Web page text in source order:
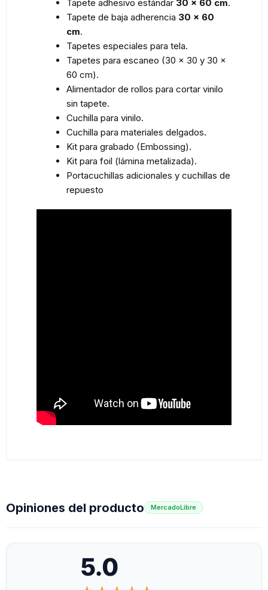
Tapete adhesivo estándar 30 × 60 cm.
Tapete de baja adherencia 30 × 60
cm.
Tapetes especiales para tela.
Tapetes para escaneo (30 × 30 y 30 ×
60 cm).
Alimentador de rollos para cortar vinilo
sin tapete.
Cuchilla para vinilo.
Cuchilla para materiales delgados.
Kit para grabado (Embossing).
Kit para foil (lámina metalizada).
Portacuchillas adicionales y cuchillas de
repuesto
Opiniones del producto MercadoLibre
5.0